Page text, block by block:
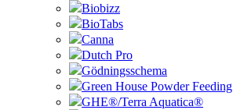
Biobizz
BioTabs
Canna
Dutch Pro
Gödningsschema
Green House Powder Feeding
GHE®/Terra Aquatica®